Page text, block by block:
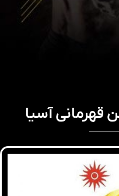
قهرمانی آسیا